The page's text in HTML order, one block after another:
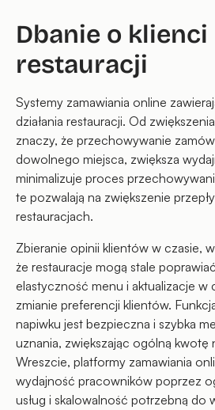
Dbanie o klienci
restauracji
Systemy zamawiania online
działania restauracji. Od
znaczy, że przechowywanie
dowolnego miejsca, zwiększa
minimalizuje proces
te pozwalają na zwiększenie
restauracjach.
Zbieranie opinii klientów w czasie,
że restauracje mogą stale
elastyczność menu i aktualizacje w
zmianie preferencji klientów.
napiwku jest bezpieczna i szybka
uznania, zwiększając ogólną kwotę
Wreszcie, platformy zamawiania
wydajność pracowników poprzez
usług i skalowalność potrzebną do